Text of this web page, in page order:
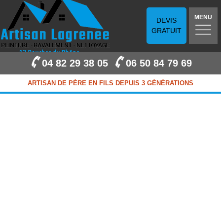
DEVIS
GRATUIT
MENU
04 82 29 38 05 06 50 84 79 69
ARTISAN DE PÈRE EN FILS DEPUIS 3 GÉNÉRATIONS